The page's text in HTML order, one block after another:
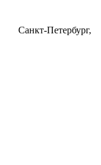
Санкт-Петербург,